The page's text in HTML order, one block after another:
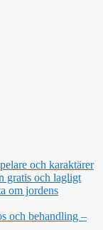
och karaktärer
gratis och lagligt
om jordens
och behandling –